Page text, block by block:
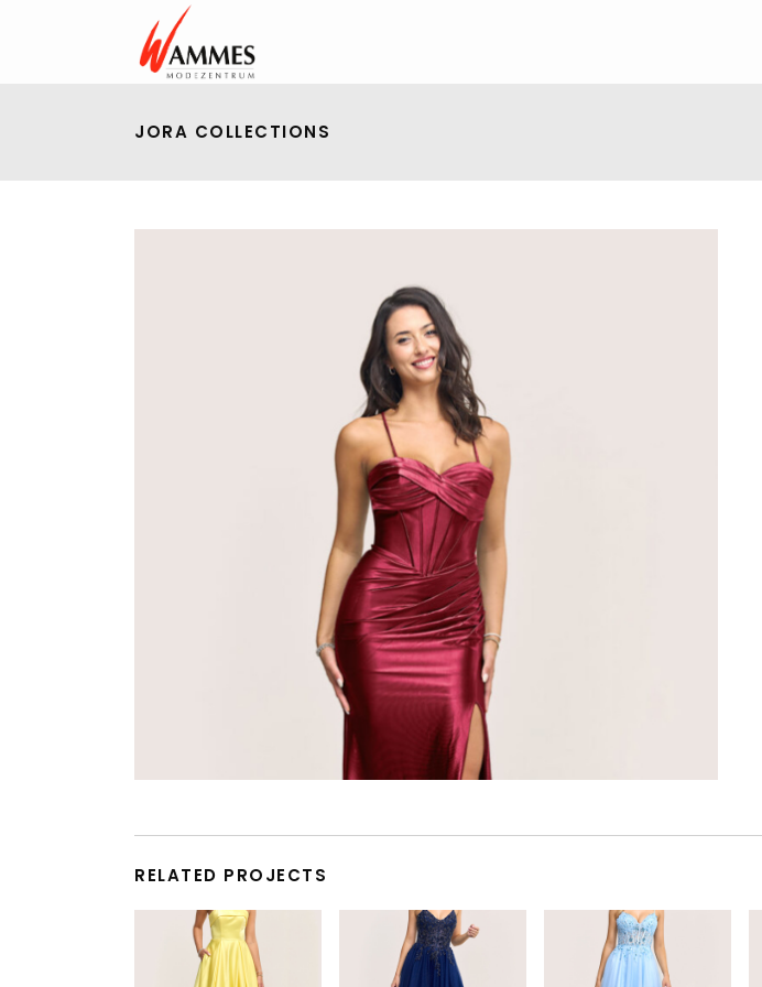
JORA COLLECTIONS
RELATED PROJECTS